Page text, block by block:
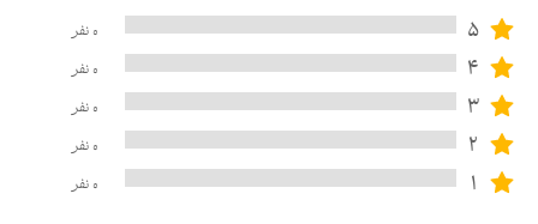
5
0نفر
4
0نفر
3
0نفر
2
0نفر
1
0نفر